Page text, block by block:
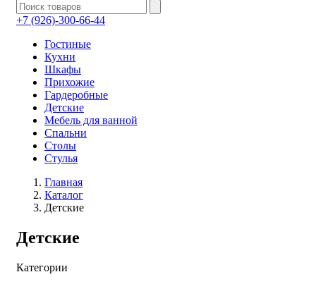
+7 (926)-300-66-44
Гостиные
Кухни
Шкафы
Прихожие
Гардеробные
Детские
Мебель для ванной
Спальни
Столы
Стулья
Главная
Каталог
Детские
Детские
Категории